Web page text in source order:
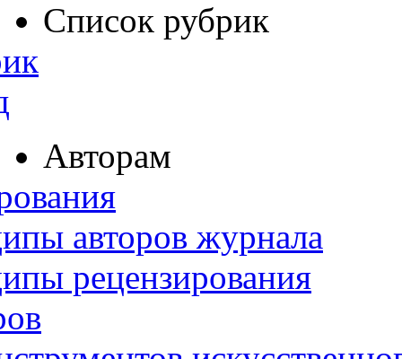
Список рубрик
Авторам
авторов журнала
рецензирования